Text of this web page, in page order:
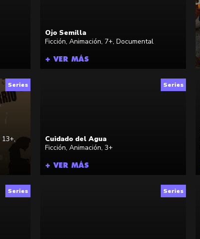
Ojo Semilla
Ficción, Animación, 7+, Documental
+ VER MÁS
Series
13+,
Series
Cuidado del Agua
Ficción, Animación, 3+
+ VER MÁS
Series Series